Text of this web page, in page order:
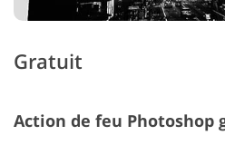
Gratuit